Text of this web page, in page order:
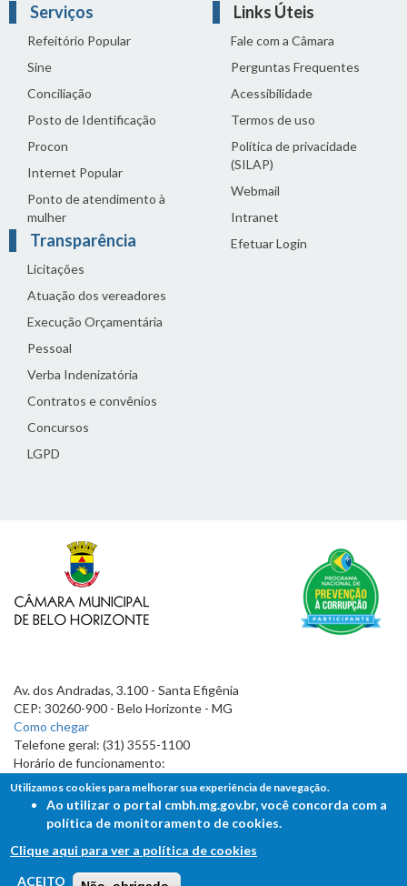
Serviços
Refeitório Popular
Sine
Conciliação
Posto de Identificação
Procon
Internet Popular
Ponto de atendimento à
mulher
Transparência
Licitações
Atuação dos vereadores
Execução Orçamentária
Pessoal
Verba Indenizatória
Contratos e convênios
Concursos
LGPD
Links Úteis
Fale com a Câmara
Perguntas Frequentes
Acessibilidade
Termos de uso
Política de privacidade
(SILAP)
Webmail
Intranet
Efetuar Login
Av. dos Andradas, 3.100 - Santa Efigênia
CEP: 30260-900 - Belo Horizonte - MG
Como chegar
Telefone geral: (31) 3555-1100
Horário de funcionamento:
7h às 19h
FALE COM A CÂMARA
Utilizamos cookies para melhorar sua experiência de navegação.
Ao utilizar o portal cmbh.mg.gov.br, você concorda com a
política de monitoramento de cookies.
Clique aqui para ver a política de cookies
ACEITO